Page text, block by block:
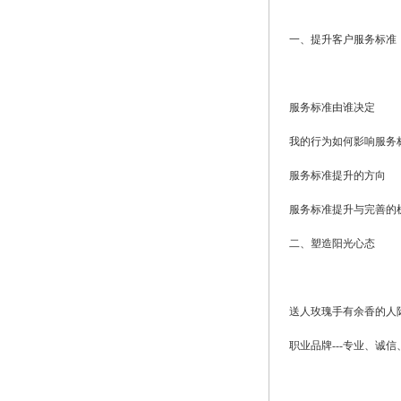
一、提升客户服务标准
服务标准由谁决定
我的行为如何影响服务
服务标准提升的方向
服务标准提升与完善的
二、塑造阳光心态
送人玫瑰手有余香的人
职业品牌---专业、诚信